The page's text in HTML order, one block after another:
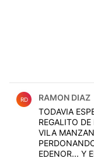
RD RAMON DIAZ
TODAVIA
REGALITO
VILA
EDENOR... Y